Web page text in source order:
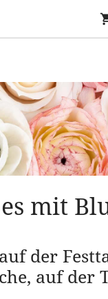
es mit
der
auf der